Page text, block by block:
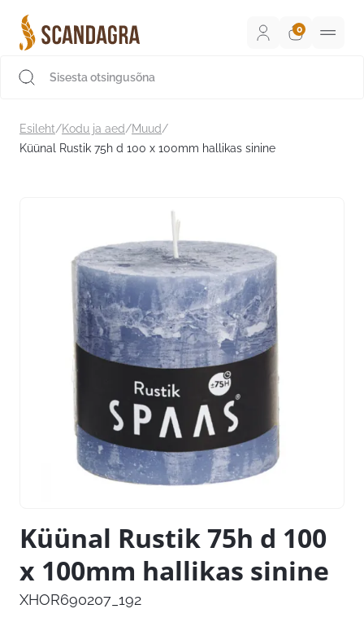
sisu
juurde
Esileht/Kodu ja aed/Muud/
Küünal Rustik 75h d 100 x 100mm hallikas sinine
Küünal Rustik 75h d 100
x 100mm hallikas sinine
XHOR690207_192